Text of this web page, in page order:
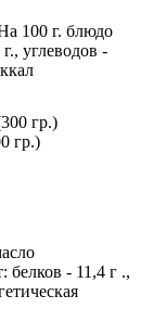
100 г. блюдо
углеводов -
гр.)
белков - 11,4 г .,